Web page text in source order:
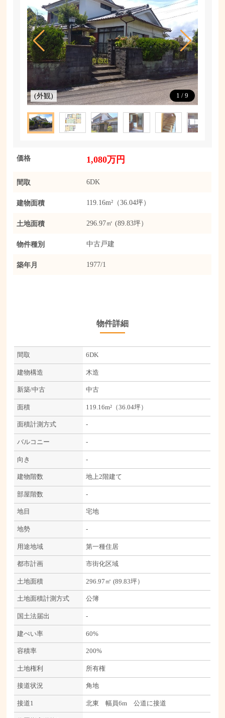
(外観) 1 /9
価格 1,080万円
間取 6DK
建物面積 119.16m²（36.04坪）
土地面積 296.97㎡ (89.83坪）
物件種別 中古戸建
築年月 1977/1
物件詳細
間取 6DK
建物構造 木造
新築/中古 中古
面積 119.16m²（36.04坪）
面積計測方式 -
バルコニー -
向き -
建物階数 地上2階建て
部屋階数 -
地目 宅地
地勢 -
用途地域 第一種住居
都市計画 市街化区域
土地面積 296.97㎡ (89.83坪）
土地面積計測方式 公簿
国土法届出 -
建ぺい率 60%
容積率 200%
土地権利 所有権
接道状況 角地
接道1 北東 幅員6m 公道に接道